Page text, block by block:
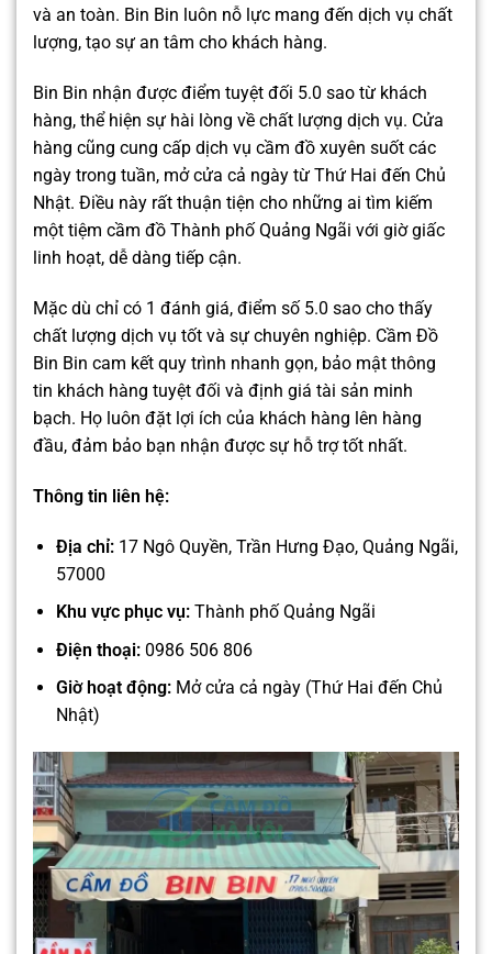
và an toàn. Bin Bin luôn nỗ lực mang đến dịch vụ chất
lượng, tạo sự an tâm cho khách hàng.
Bin Bin nhận được điểm tuyệt đối 5.0 sao từ khách
hàng, thể hiện sự hài lòng về chất lượng dịch vụ. Cửa
hàng cũng cung cấp dịch vụ cầm đồ xuyên suốt các
ngày trong tuần, mở cửa cả ngày từ Thứ Hai đến Chủ
Nhật. Điều này rất thuận tiện cho những ai tìm kiếm
một tiệm cầm đồ Thành phố Quảng Ngãi với giờ giấc
linh hoạt, dễ dàng tiếp cận.
Mặc dù chỉ có 1 đánh giá, điểm số 5.0 sao cho thấy
chất lượng dịch vụ tốt và sự chuyên nghiệp. Cầm Đồ
Bin Bin cam kết quy trình nhanh gọn, bảo mật thông
tin khách hàng tuyệt đối và định giá tài sản minh
bạch. Họ luôn đặt lợi ích của khách hàng lên hàng
đầu, đảm bảo bạn nhận được sự hỗ trợ tốt nhất.
Thông tin liên hệ:
Địa chỉ:17 Ngô Quyền, Trần Hưng Đạo, Quảng Ngãi,
57000
Khu vực phục vụ:Thành phố Quảng Ngãi
Điện thoại:0986 506 806
Giờ hoạt động:Mở cửa cả ngày (Thứ Hai đến Chủ
Nhật)